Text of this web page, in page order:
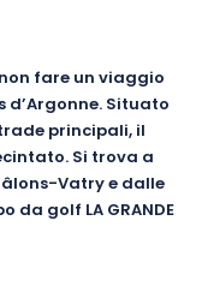
fare un viaggio
d’Argonne. Situato
principali, il
Si trova a
Vatry e dalle
da golf LA GRANDE